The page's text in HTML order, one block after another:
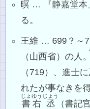
暝 … 『静嘉堂本
る。
王維 … 699？～
（山西省）の人。
（719）、進士
れたが事なきを
書
じょ
右
ゆう
丞
じょう
（書記